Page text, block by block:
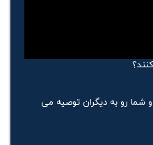
شما رو به دیگران توصیه می